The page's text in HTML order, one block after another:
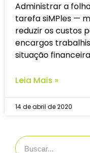
Administrar a
tarefa siMPles —
reduzir os custos
encargos
situação
Leia Mais »
14 de abril de 2020